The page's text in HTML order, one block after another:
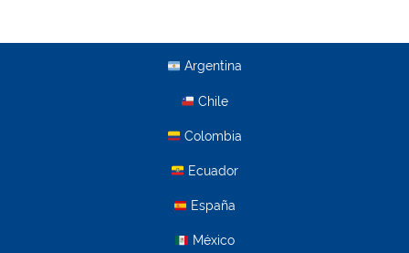
Argentina
Chile
Colombia
Ecuador
España
México